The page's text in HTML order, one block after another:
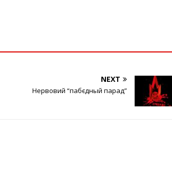
NEXT
Нервовий “пабєдный парад”